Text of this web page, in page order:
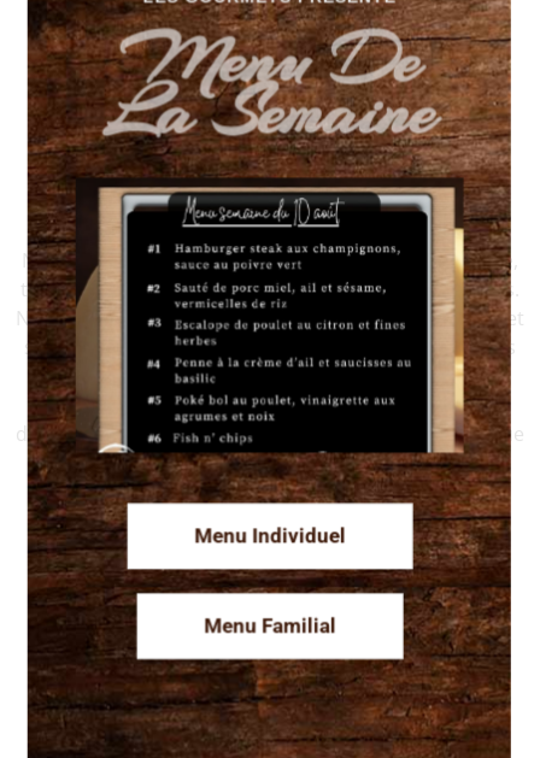
Vous préparez un événement?
Renseignez-vous sur notre service de traiteur.
Nous comprenons que chaque célébration est unique,
tout comme les goûts et les préférences de vos invités.
Notre service de traiteur se distingue par sa flexibilité et
son écoute. Du choix des plats à la présentation, nous
travaillons étroitement avec vous pour que chaque
détail reflète votre vision. Laissez-nous vous assister
dans la création d’un menu qui séduira et ravira chaque
convive.
Menu De
La Semaine
Menu Individuel
Menu Familial